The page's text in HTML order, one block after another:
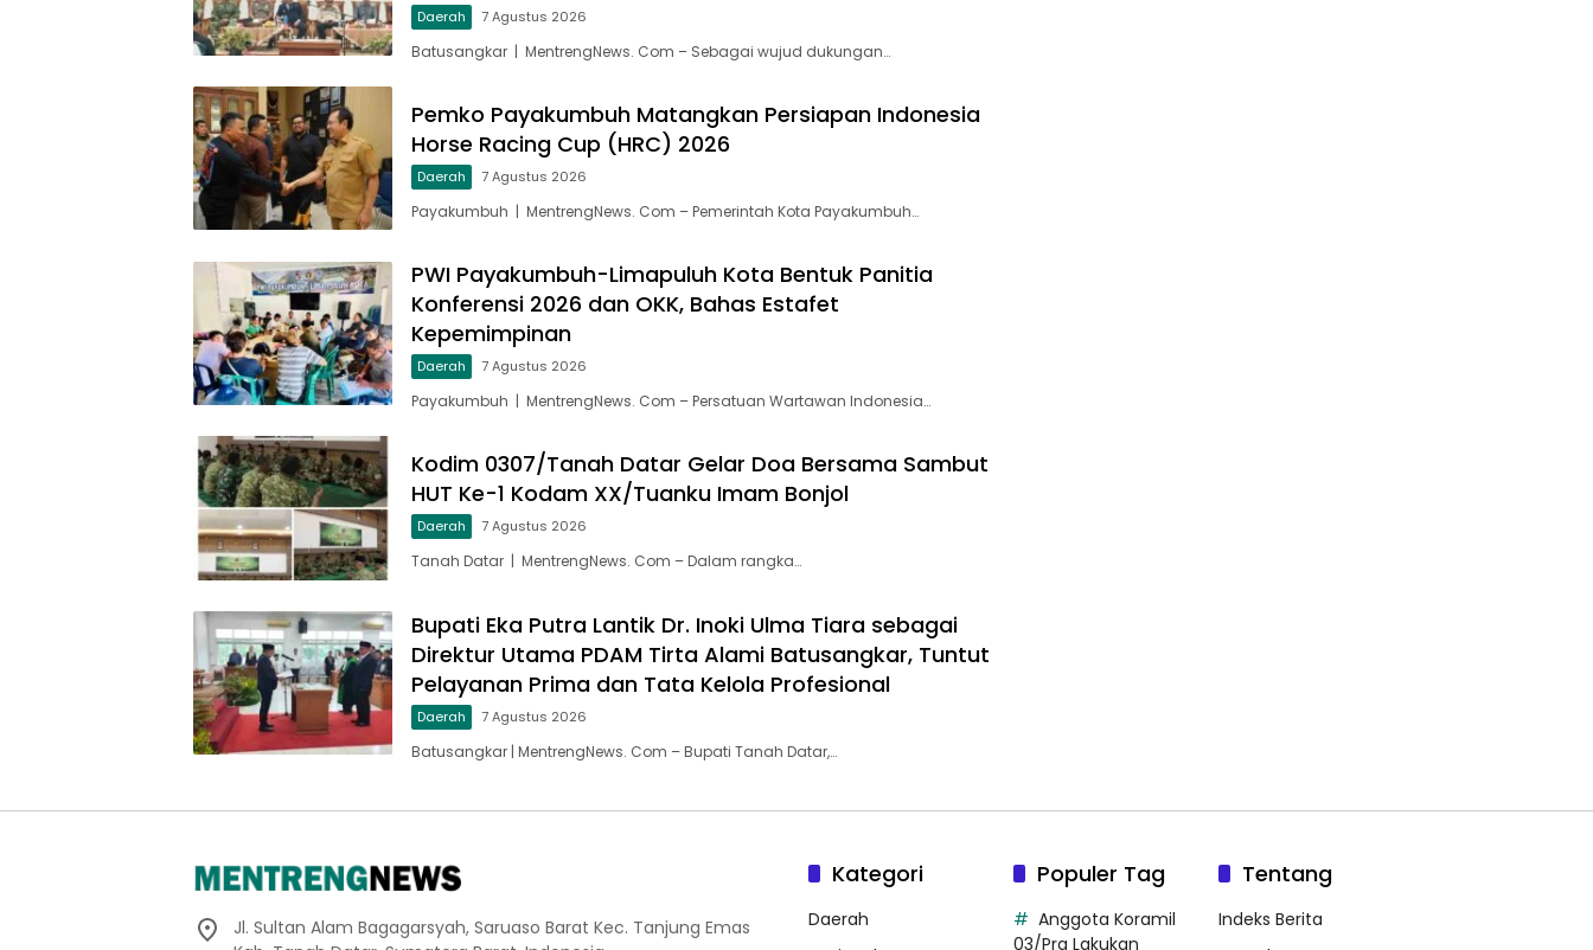
Daerah 7 Agustus 2026
Batusangkar | MentrengNews. Com – Sebagai wujud dukungan…
Pemko Payakumbuh Matangkan Persiapan Indonesia
Horse Racing Cup (HRC) 2026
Daerah 7 Agustus 2026
Payakumbuh | MentrengNews. Com – Pemerintah Kota Payakumbuh…
PWI Payakumbuh-Limapuluh Kota Bentuk Panitia
Konferensi 2026 dan OKK, Bahas Estafet
Kepemimpinan
Daerah 7 Agustus 2026
Payakumbuh | MentrengNews. Com – Persatuan Wartawan Indonesia…
Kodim 0307/Tanah Datar Gelar Doa Bersama Sambut
HUT Ke-1 Kodam XX/Tuanku Imam Bonjol
Daerah 7 Agustus 2026
Tanah Datar | MentrengNews. Com – Dalam rangka…
Bupati Eka Putra Lantik Dr. Inoki Ulma Tiara sebagai
Direktur Utama PDAM Tirta Alami Batusangkar, Tuntut
Pelayanan Prima dan Tata Kelola Profesional
Daerah 7 Agustus 2026
Batusangkar | MentrengNews. Com – Bupati Tanah Datar,…
Jl. Sultan Alam Bagagarsyah, Saruaso Barat Kec. Tanjung Emas
Kategori
Daerah
Populer Tag
Anggota Koramil
03/Prg Lakukan
Tentang
Indeks Berita